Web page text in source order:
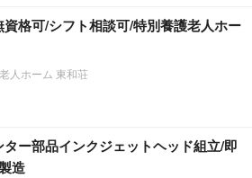
資格可/シフト相談可/特別養護老人ホー
人ホーム 東和荘
ター部品インクジェットヘッド組立/即
造